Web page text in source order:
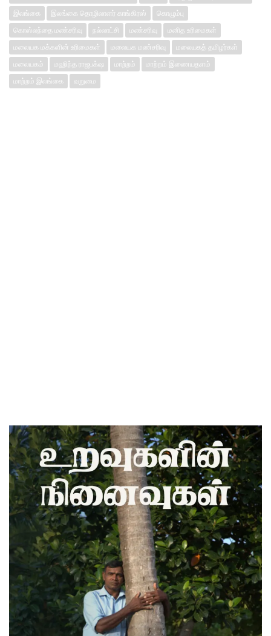
இலங்கை
இலங்கை தொழிலாளர் காங்கிரஸ்
கொழும்பு
கொஸ்லந்தை மண்சரிவு
நல்லாட்சி மண்சரிவு
மனித உரிமைகள்
மலையக மக்களின் உரிமைகள்
மலையக மண்சரிவு
மலையகத் தமிழர்கள்
மலையகம்
மஹிந்த ராஜபக்‌ஷ மாற்றம்
மாற்றம் இணையதளம்
மாற்றம் இலங்கை
வறுமை